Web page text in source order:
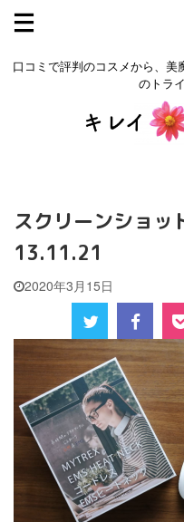
口コミで評判のコスメから、
のトラ
スクリーンショ
13.11.21
2020年3月15日